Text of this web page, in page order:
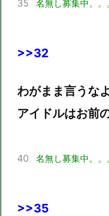
35 名無し募集中。。
>>32
わがまま言うなよ
アイドルはお前
40 名無し募集中。。
>>35